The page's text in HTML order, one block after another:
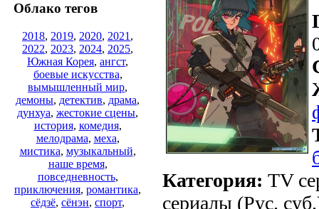
Облако тегов
2018, 2019, 2020, 2021 ,
2022, 2023, 2024, 2025,
Южная Корея, ангст,
боевые искусства,
вымышленный мир,
демоны, детектив, драма,
дунхуа, жестокие сцены,
история, комедия,
мелодрама, меха,
мистика, музыкальный,
наше время,
повседневность,
приключения, романтика,
сёдзё, сёнэн, спорт,
Категория: TV
сериалы (Рус.